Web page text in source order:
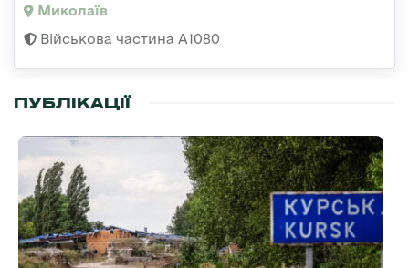
Миколаїв
Військова частина А1080
ПУБЛІКАЦІЇ